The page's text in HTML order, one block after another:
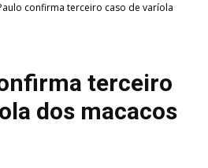
confirma terceiro caso de varíola
terceiro
dos macacos